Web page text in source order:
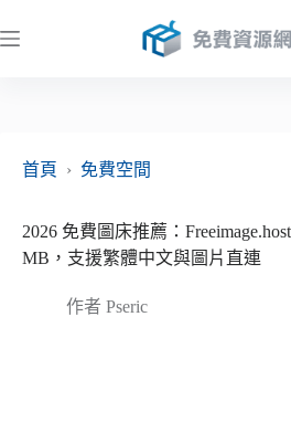
至
首頁
› 免費空間
2026 免費圖床推薦：
MB，支援繁體中文與圖片直連
作者 Pseric